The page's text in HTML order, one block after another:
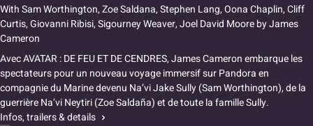
WithSam Worthington, Zoe Saldana, Stephen Lang, Oona Chaplin, Cliff
Curtis, Giovanni Ribisi, Sigourney Weaver, Joel David MoorebyJames
Cameron
Avec AVATAR : DE FEU ET DE CENDRES, James Cameron embarque les
spectateurs pour un nouveau voyage immersif sur Pandora en
compagnie du Marine devenu Na’vi Jake Sully (Sam Worthington), de la
guerrière Na’vi Neytiri (Zoe Saldaña) et de toute la famille Sully.
Infos, trailers & details